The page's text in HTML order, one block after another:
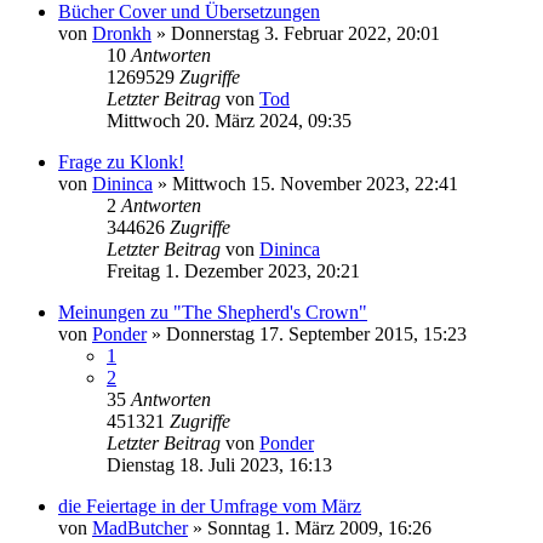
Bücher Cover und Übersetzungen
von Dronkh » Donnerstag 3. Februar 2022, 20:01
10 Antworten
1269529 Zugriffe
Letzter Beitrag von Tod
Mittwoch 20. März 2024, 09:35
Frage zu Klonk!
von Dininca » Mittwoch 15. November 2023, 22:41
2 Antworten
344626 Zugriffe
Letzter Beitrag von Dininca
Freitag 1. Dezember 2023, 20:21
Meinungen zu "The Shepherd's Crown"
von Ponder» Donnerstag 17. September 2015, 15:23
1
2
35 Antworten
451321 Zugriffe
Letzter Beitrag von Ponder
Dienstag 18. Juli 2023, 16:13
die Feiertage in der Umfrage vom März
von MadButcher» Sonntag 1. März 2009, 16:26